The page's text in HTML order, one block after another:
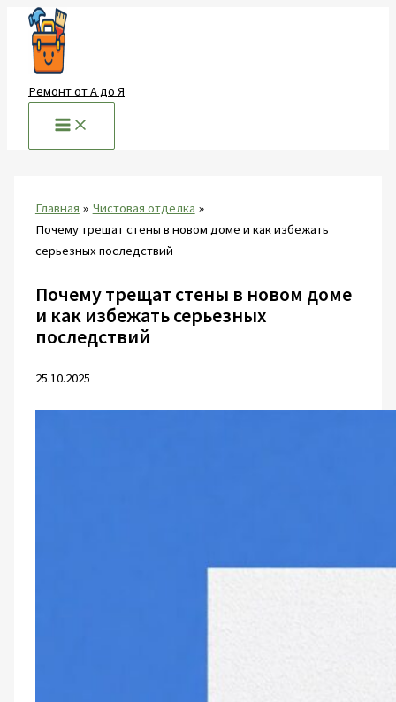
Перейти
содержимому
Ремонт от А до Я
Главная
Чистовая отделка
Почему трещат стены в новом доме и как избежать
серьезных последствий
Почему трещат стены в новом доме
и как избежать серьезных
последствий
25.10.2025